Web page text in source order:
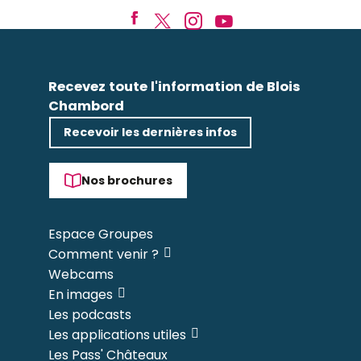
Recevez toute l'information de Blois
Chambord
Recevoir les dernières infos
Nos brochures
Espace Groupes
Comment venir ?
Webcams
En images
Les podcasts
Les applications utiles
Les Pass' Châteaux